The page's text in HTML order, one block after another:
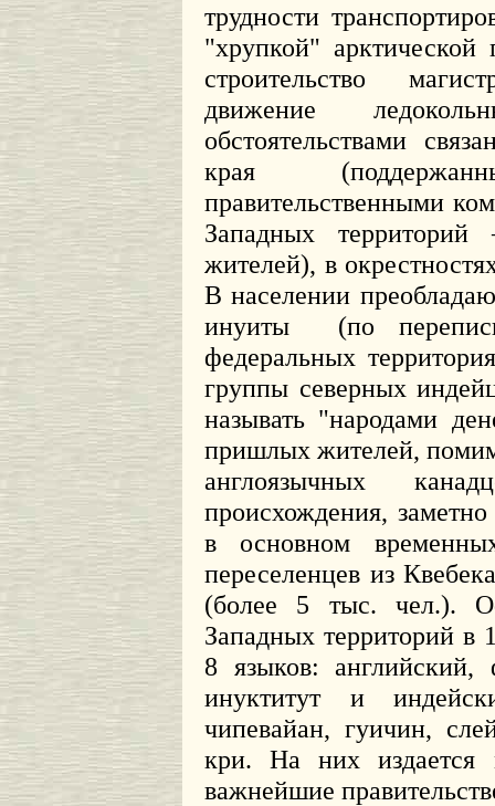
трудности
"хрупкой"
строительство
движение
обстоятельствами
края
правительственными
Западных территорий
жителей), в
В населении
инуиты
(по
федеральных
группы северных
называть "народами
пришлых жителей,
англоязычных
происхождения,
в основном
переселенцев из
(более 5 тыс. чел.).
Западных территорий в
8 языков: английский,
инуктитут и
чипевайан, гуичин,
кри. На них издается
важнейшие